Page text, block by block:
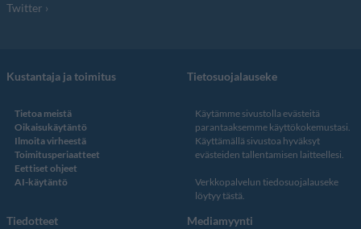
Twitter
Kustantaja ja toimitus
Tietoa meistä
Oikaisukäytäntö
Ilmoita virheestä
Toimitusperiaatteet
Eettiset ohjeet
AI-käytäntö
Tietosuojalauseke
Käytämme sivustolla evästeitä
parantaaksemme käyttökokemustasi.
Käyttämällä sivustoa hyväksyt
evästeiden tallentamisen laitteellesi.
Verkkopalvelun tiedosuojalauseke
löytyy tästä.
Tiedotteet Mediamyynti